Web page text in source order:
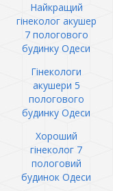
Найкращий
гінеколог акушер
7 пологового
будинку Одеси
Гінекологи
акушери 5
пологового
будинку Одеси
Хороший
гінеколог 7
пологовий
будинок Одеси